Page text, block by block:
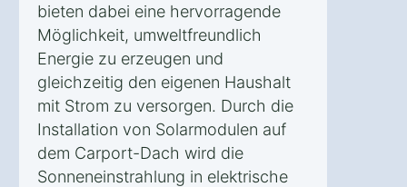
bieten dabei eine hervorragende
Möglichkeit, umweltfreundlich
Energie zu erzeugen und
gleichzeitig den eigenen Haushalt
mit Strom zu versorgen. Durch die
Installation von Solarmodulen auf
dem Carport-Dach wird die
Sonneneinstrahlung in elektrische